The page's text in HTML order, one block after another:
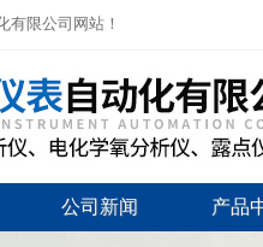
有限公司网站！
公司新闻 产品